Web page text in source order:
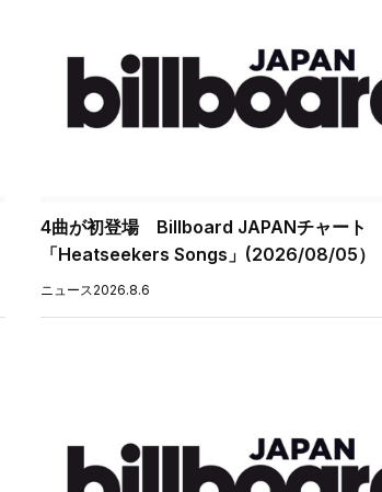
4曲が初登場 Billboard JAPANチャート
「Heatseekers Songs」(2026/08/05）
ニュース 2026.8.6